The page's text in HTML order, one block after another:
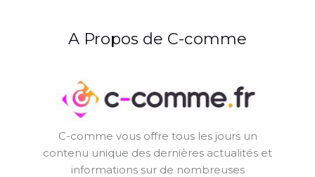
A Propos de C-comme
C-comme vous offre tous les jours un
contenu unique des dernières actualités et
informations sur de nombreuses